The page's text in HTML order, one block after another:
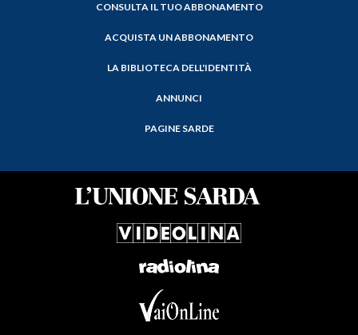
CONSULTA IL TUO ABBONAMENTO
ACQUISTA UN ABBONAMENTO
LA BIBLIOTECA DELL'IDENTITÀ
ANNUNCI
PAGINE SARDE